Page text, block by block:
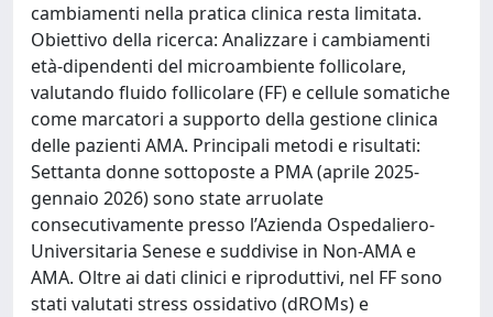
cambiamenti nella pratica clinica resta limitata.
Obiettivo della ricerca: Analizzare i cambiamenti
età-dipendenti del microambiente follicolare,
valutando fluido follicolare (FF) e cellule somatiche
come marcatori a supporto della gestione clinica
delle pazienti AMA. Principali metodi e risultati:
Settanta donne sottoposte a PMA (aprile 2025-
gennaio 2026) sono state arruolate
consecutivamente presso l’Azienda Ospedaliero-
Universitaria Senese e suddivise in Non-AMA e
AMA. Oltre ai dati clinici e riproduttivi, nel FF sono
stati valutati stress ossidativo (dROMs) e